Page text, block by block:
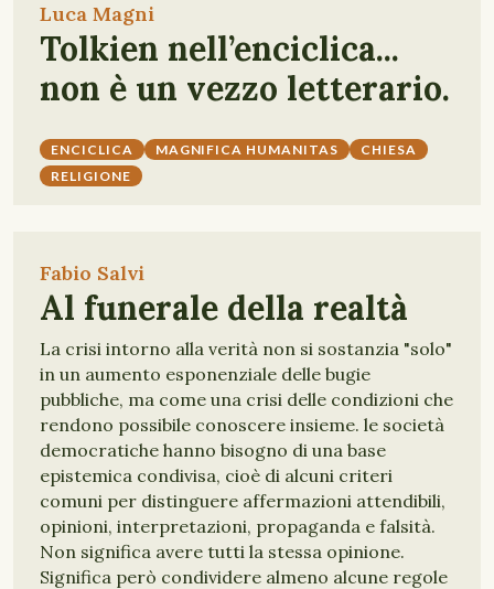
Luca Magni
Tolkien nell’enciclica...
non è un vezzo letterario.
ENCICLICA MAGNIFICA HUMANITAS
CHIESA
RELIGIONE
Fabio Salvi
Al funerale della realtà
La crisi intorno alla verità non si sostanzia "solo"
in un aumento esponenziale delle bugie
pubbliche, ma come una crisi delle condizioni che
rendono possibile conoscere insieme. le società
democratiche hanno bisogno di una base
epistemica condivisa, cioè di alcuni criteri
comuni per distinguere affermazioni attendibili,
opinioni, interpretazioni, propaganda e falsità.
Non significa avere tutti la stessa opinione.
Significa però condividere almeno alcune regole